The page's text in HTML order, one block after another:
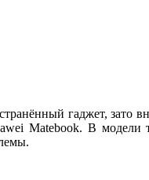
гаджет, зато
Matebook. В